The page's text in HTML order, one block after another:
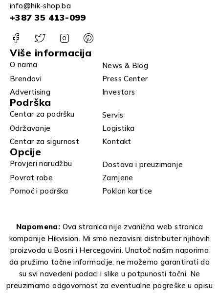
info@hik-shop.ba
+387 35 413-099
Više informacija
O nama
News & Blog
Brendovi
Press Center
Advertising
Investors
Podrška
Centar za podršku
Servis
Održavanje
Logistika
Centar za sigurnost
Kontakt
Opcije
Provjeri narudžbu
Dostava i preuzimanje
Povrat robe
Zamjene
Pomoć i podrška
Poklon kartice
Napomena: Ova stranica nije zvanična web stranica
kompanije Hikvision. Mi smo nezavisni distributer njihovih
proizvoda u Bosni i Hercegovini. Unatoč našim naporima
da pružimo tačne informacije, ne možemo garantirati da
su svi navedeni podaci i slike u potpunosti točni. Ne
preuzimamo odgovornost za eventualne pogreške u opisu